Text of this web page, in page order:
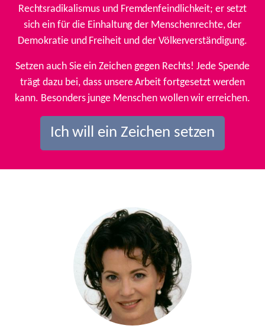
Rechtsradikalismus und Fremdenfeindlichkeit; er setzt
sich ein für die Einhaltung der Menschenrechte, der
Demokratie und Freiheit und der Völkerverständigung.
Setzen auch Sie ein Zeichen gegen Rechts! Jede Spende
trägt dazu bei, dass unsere Arbeit fortgesetzt werden
kann. Besonders junge Menschen wollen wir erreichen.
Ich will ein Zeichen setzen